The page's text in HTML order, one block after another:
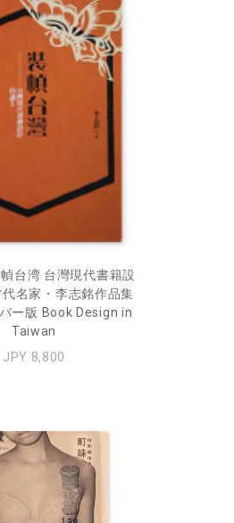
台湾 台灣現代書籍設
名家・李志銘作品集
ー版 Book Design in
Taiwan
JPY 8,800